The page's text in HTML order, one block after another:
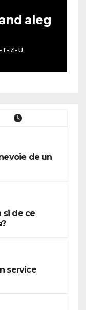
aleg
T-Z-U
de un
si de ce
service